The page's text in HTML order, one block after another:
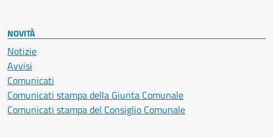
NOVITÀ
Notizie
Avvisi
Comunicati
Comunicati stampa della Giunta Comunale
Comunicati stampa del Consiglio Comunale